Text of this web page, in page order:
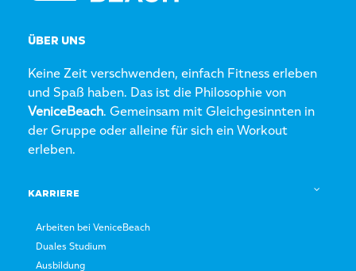
ÜBER UNS
Keine Zeit verschwenden, einfach Fitness erleben
und Spaß haben. Das ist die Philosophie von
VeniceBeach. Gemeinsam mit Gleichgesinnten in
der Gruppe oder alleine für sich ein Workout
erleben.
KARRIERE
Arbeiten bei VeniceBeach
Duales Studium
Ausbildung